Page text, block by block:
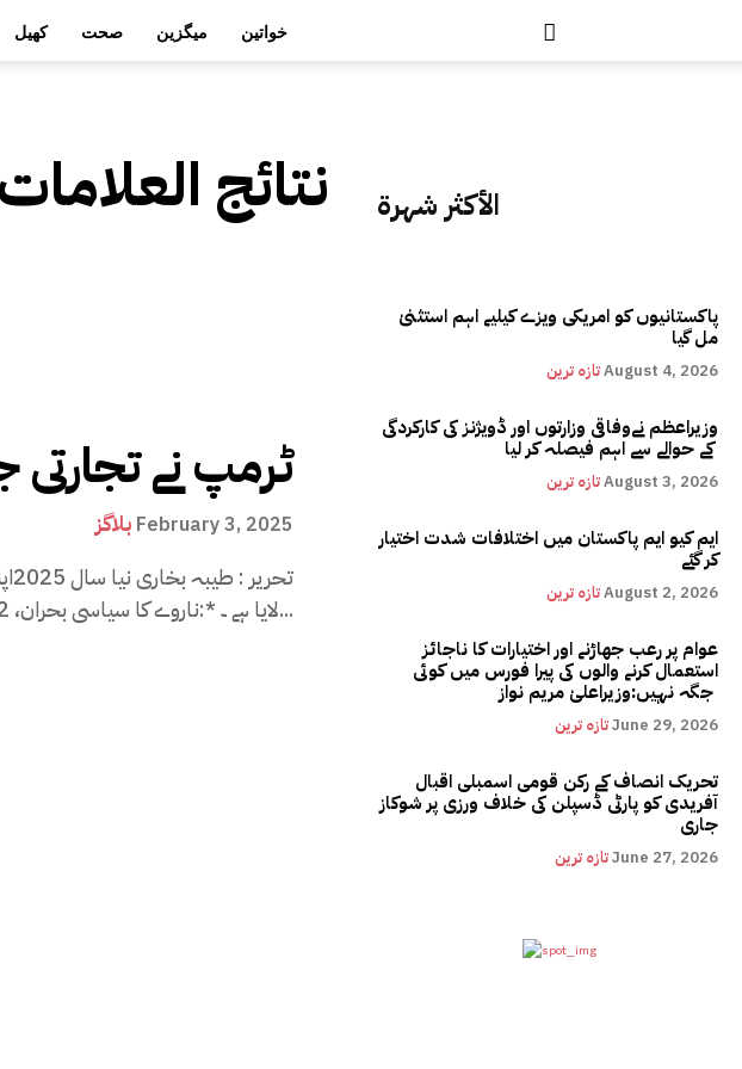
کھیل صحت میگزین خواتین
نتائج
ٹرمپ نے
بلاگز February 3, 2025
لایا ہے ۔ ٭:ناروے کا سیاسی بحران، 2 جماعتی حکومت...
الأكثر شهرة
پاکستانیوں کو امریکی ویزے کیلیے اہم استثنیٰ
مل گیا
تازہ ترینAugust 4, 2026
وزیراعظم نےوفاقی وزارتوں اور ڈویژنز کی کارکردگی
کے حوالے سے اہم فیصلہ کر لیا
تازہ ترینAugust 3, 2026
ایم کیو ایم پاکستان میں اختلافات شدت اختیار
کر گئے
تازہ ترینAugust 2, 2026
عوام پر رعب جھاڑنے اور اختیارات کا ناجائز
استعمال کرنے والوں کی پیرا فورس میں کوئی
تازہ ترینJune 29, 2026
تحریک انصاف کے رکن قومی اسمبلی اقبال
آفریدی کو پارٹی ڈسپلن کی خلاف ورزی پر شوکاز
جاری
تازہ ترینJune 27, 2026